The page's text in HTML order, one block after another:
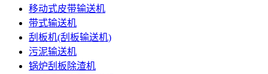
移动式皮带输送机
带式输送机
刮板机(刮板输送机)
污泥输送机
锅炉刮板除渣机